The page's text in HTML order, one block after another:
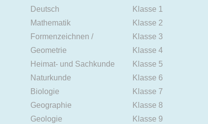
Deutsch
Mathematik
Formenzeichnen /
Geometrie
Heimat- und Sachkunde
Naturkunde
Biologie
Geographie
Geologie
Klasse 1
Klasse 2
Klasse 3
Klasse 4
Klasse 5
Klasse 6
Klasse 7
Klasse 8
Klasse 9